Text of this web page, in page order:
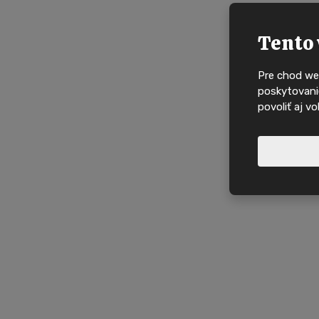
Tento
Pre chod
povoliť aj